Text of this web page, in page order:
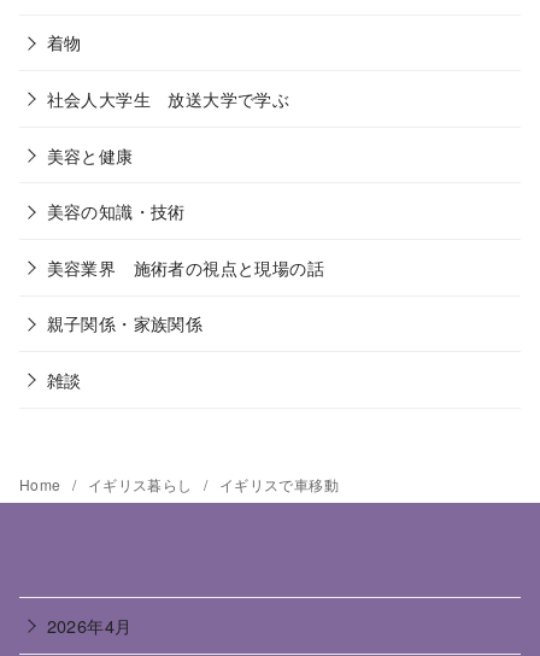
着物
社会人大学生 放送大学で学ぶ
美容と健康
美容の知識・技術
美容業界 施術者の視点と現場の話
親子関係・家族関係
雑談
Home イギリス暮らし イギリスで車移動
2026年4月